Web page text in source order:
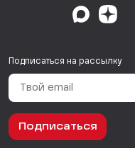
Подписаться на рассылку
Подписаться